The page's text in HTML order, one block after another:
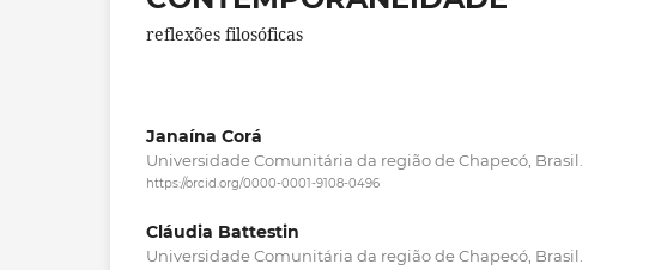
reflexões filosóficas
Janaína Corá
Universidade Comunitária da região de Chapecó, Brasil.
https://orcid.org/0000-0001-9108-0496
Cláudia Battestin
Universidade Comunitária da região de Chapecó, Brasil.